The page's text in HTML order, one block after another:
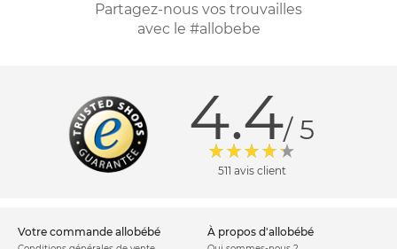
Partagez-nous vos trouvailles
avec le #allobebe
4.4/ 5
511 avis client
votre commande allobébé à propos d'allobébé